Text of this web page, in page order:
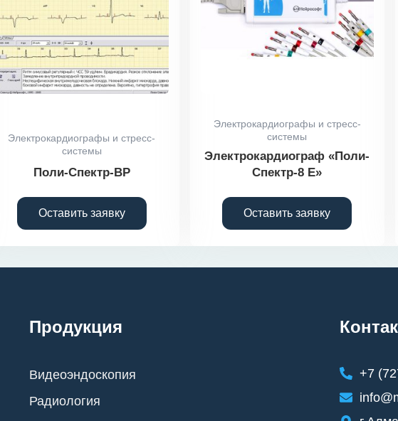
Электрокардиографы и стресс-
системы
Поли-Спектр-ВР
Оставить заявку
Электрокардиографы и стресс-
системы
Электрокардиограф «Поли-
Спектр-8 Е»
Оставить заявку
Продукция
Видеоэндоскопия
Радиология
+7